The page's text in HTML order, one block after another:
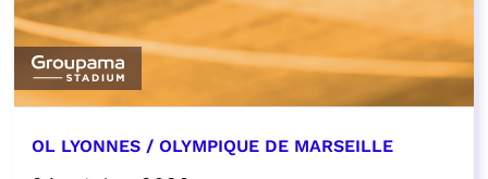
OL LYONNES / OLYMPIQUE DE MARSEILLE